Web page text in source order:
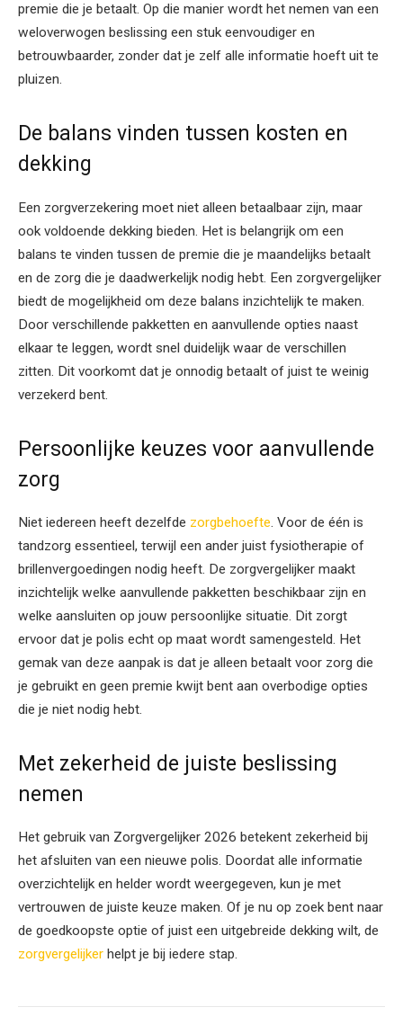
premie die je betaalt. Op die manier wordt het nemen van een
weloverwogen beslissing een stuk eenvoudiger en
betrouwbaarder, zonder dat je zelf alle informatie hoeft uit te
pluizen.
De balans vinden tussen kosten en
dekking
Een zorgverzekering moet niet alleen betaalbaar zijn, maar
ook voldoende dekking bieden. Het is belangrijk om een
balans te vinden tussen de premie die je maandelijks betaalt
en de zorg die je daadwerkelijk nodig hebt. Een zorgvergelijker
biedt de mogelijkheid om deze balans inzichtelijk te maken.
Door verschillende pakketten en aanvullende opties naast
elkaar te leggen, wordt snel duidelijk waar de verschillen
zitten. Dit voorkomt dat je onnodig betaalt of juist te weinig
verzekerd bent.
Persoonlijke keuzes voor aanvullende
zorg
Niet iedereen heeft dezelfde zorgbehoefte. Voor de één is
tandzorg essentieel, terwijl een ander juist fysiotherapie of
brillenvergoedingen nodig heeft. De zorgvergelijker maakt
inzichtelijk welke aanvullende pakketten beschikbaar zijn en
welke aansluiten op jouw persoonlijke situatie. Dit zorgt
ervoor dat je polis echt op maat wordt samengesteld. Het
gemak van deze aanpak is dat je alleen betaalt voor zorg die
je gebruikt en geen premie kwijt bent aan overbodige opties
die je niet nodig hebt.
Met zekerheid de juiste beslissing
nemen
Het gebruik van Zorgvergelijker 2026 betekent zekerheid bij
het afsluiten van een nieuwe polis. Doordat alle informatie
overzichtelijk en helder wordt weergegeven, kun je met
vertrouwen de juiste keuze maken. Of je nu op zoek bent naar
de goedkoopste optie of juist een uitgebreide dekking wilt, de
zorgvergelijker helpt je bij iedere stap.